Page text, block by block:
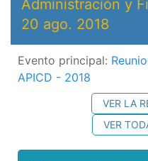
Administración y
20 ago. 2018
Evento principal:
APICD - 2018
VER LA
VER